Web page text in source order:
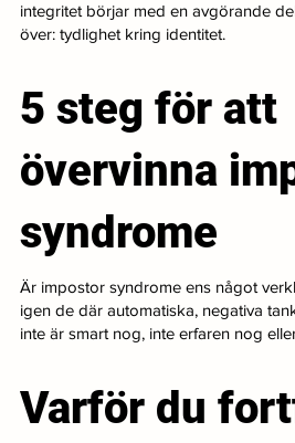
integritet börjar med en avgörande
över: tydlighet kring identitet.
5 steg för att
övervinna
syndrome
Är impostor syndrome ens något
igen de där automatiska, negativa
inte är smart nog, inte erfaren nog
Varför du